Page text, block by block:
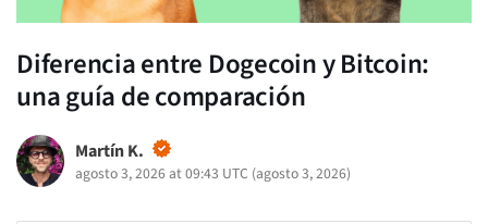
Diferencia entre Dogecoin y Bitcoin:
una guía de comparación
Martín K.
agosto 3, 2026 at 09:43 UTC (agosto 3, 2026)